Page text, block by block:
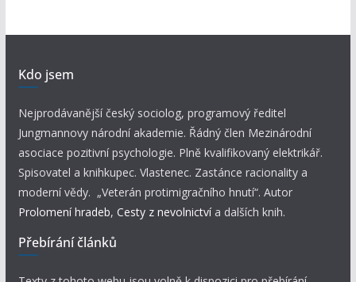
Kdo jsem
Nejprodávanější český sociolog, programový ředitel
Jungmannovy národní akademie. Řádný člen Mezinárodní
asociace pozitivní psychologie. Plně kvalifikovaný elektrikář.
Spisovatel a knihkupec. Vlastenec. Zastánce racionality a
moderní vědy. „Veterán protimigračního hnutí“. Autor
Prolomení hradeb, Cesty z nevolnictví a dalších knih.
Přebírání článků